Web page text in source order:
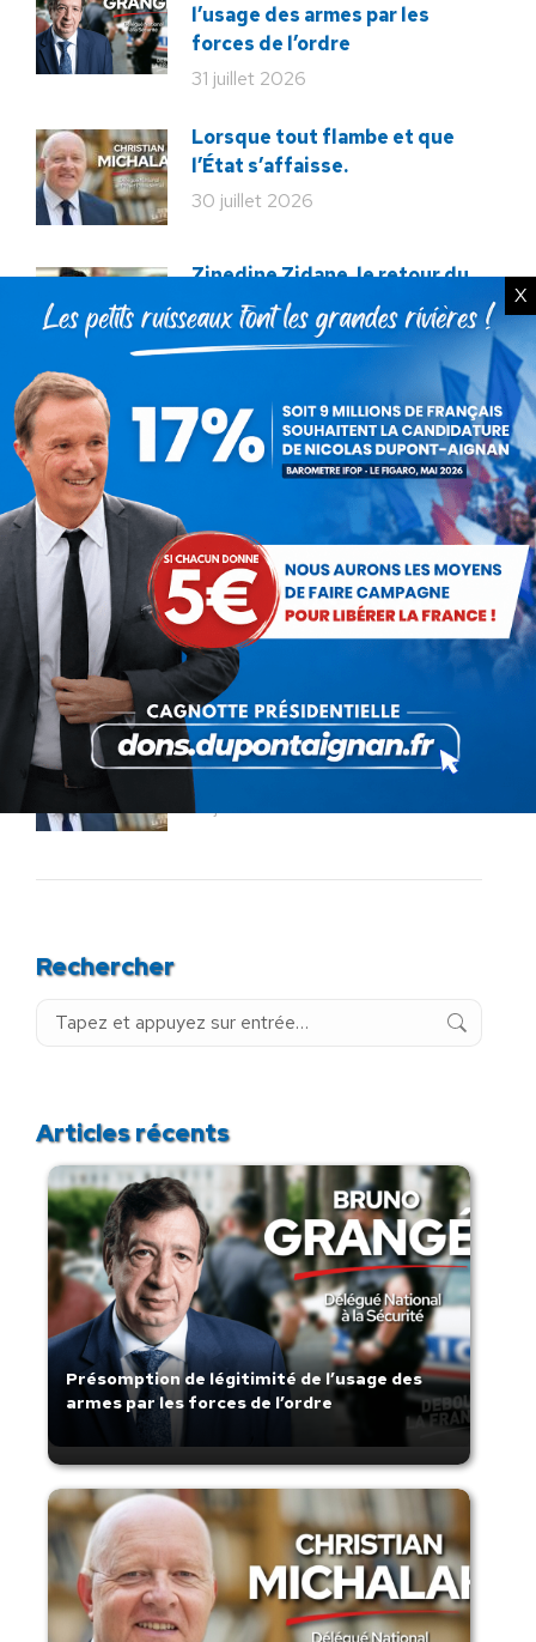
l’usage des armes par les
forces de l’ordre
31 juillet 2026
Lorsque tout flambe et que
l’État s’affaisse.
30 juillet 2026
Zinedine Zidane, le retour du
héros : la France confie son
destin à sa plus grande
légende
La liberté ou la Mort
Bac de français : quand la
liberté pédagogique devient
abandon culturel
18 juillet 2026
La France au seuil d’un
engrenage stratégique ?
15 juillet 2026
Rechercher
Recherche
Articles récents
Présomption de légitimité de l’usage des
armes par les forces de l’ordre
X